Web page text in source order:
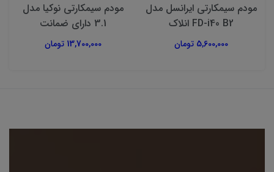
مودم سیمکارتی ایرانسل مدل
FD-i40 B2 انلاک
5,600,000 تومان
مودم سیمکارتی نوکیا مدل
3.1 دارای ضمانت
13,700,000 تومان